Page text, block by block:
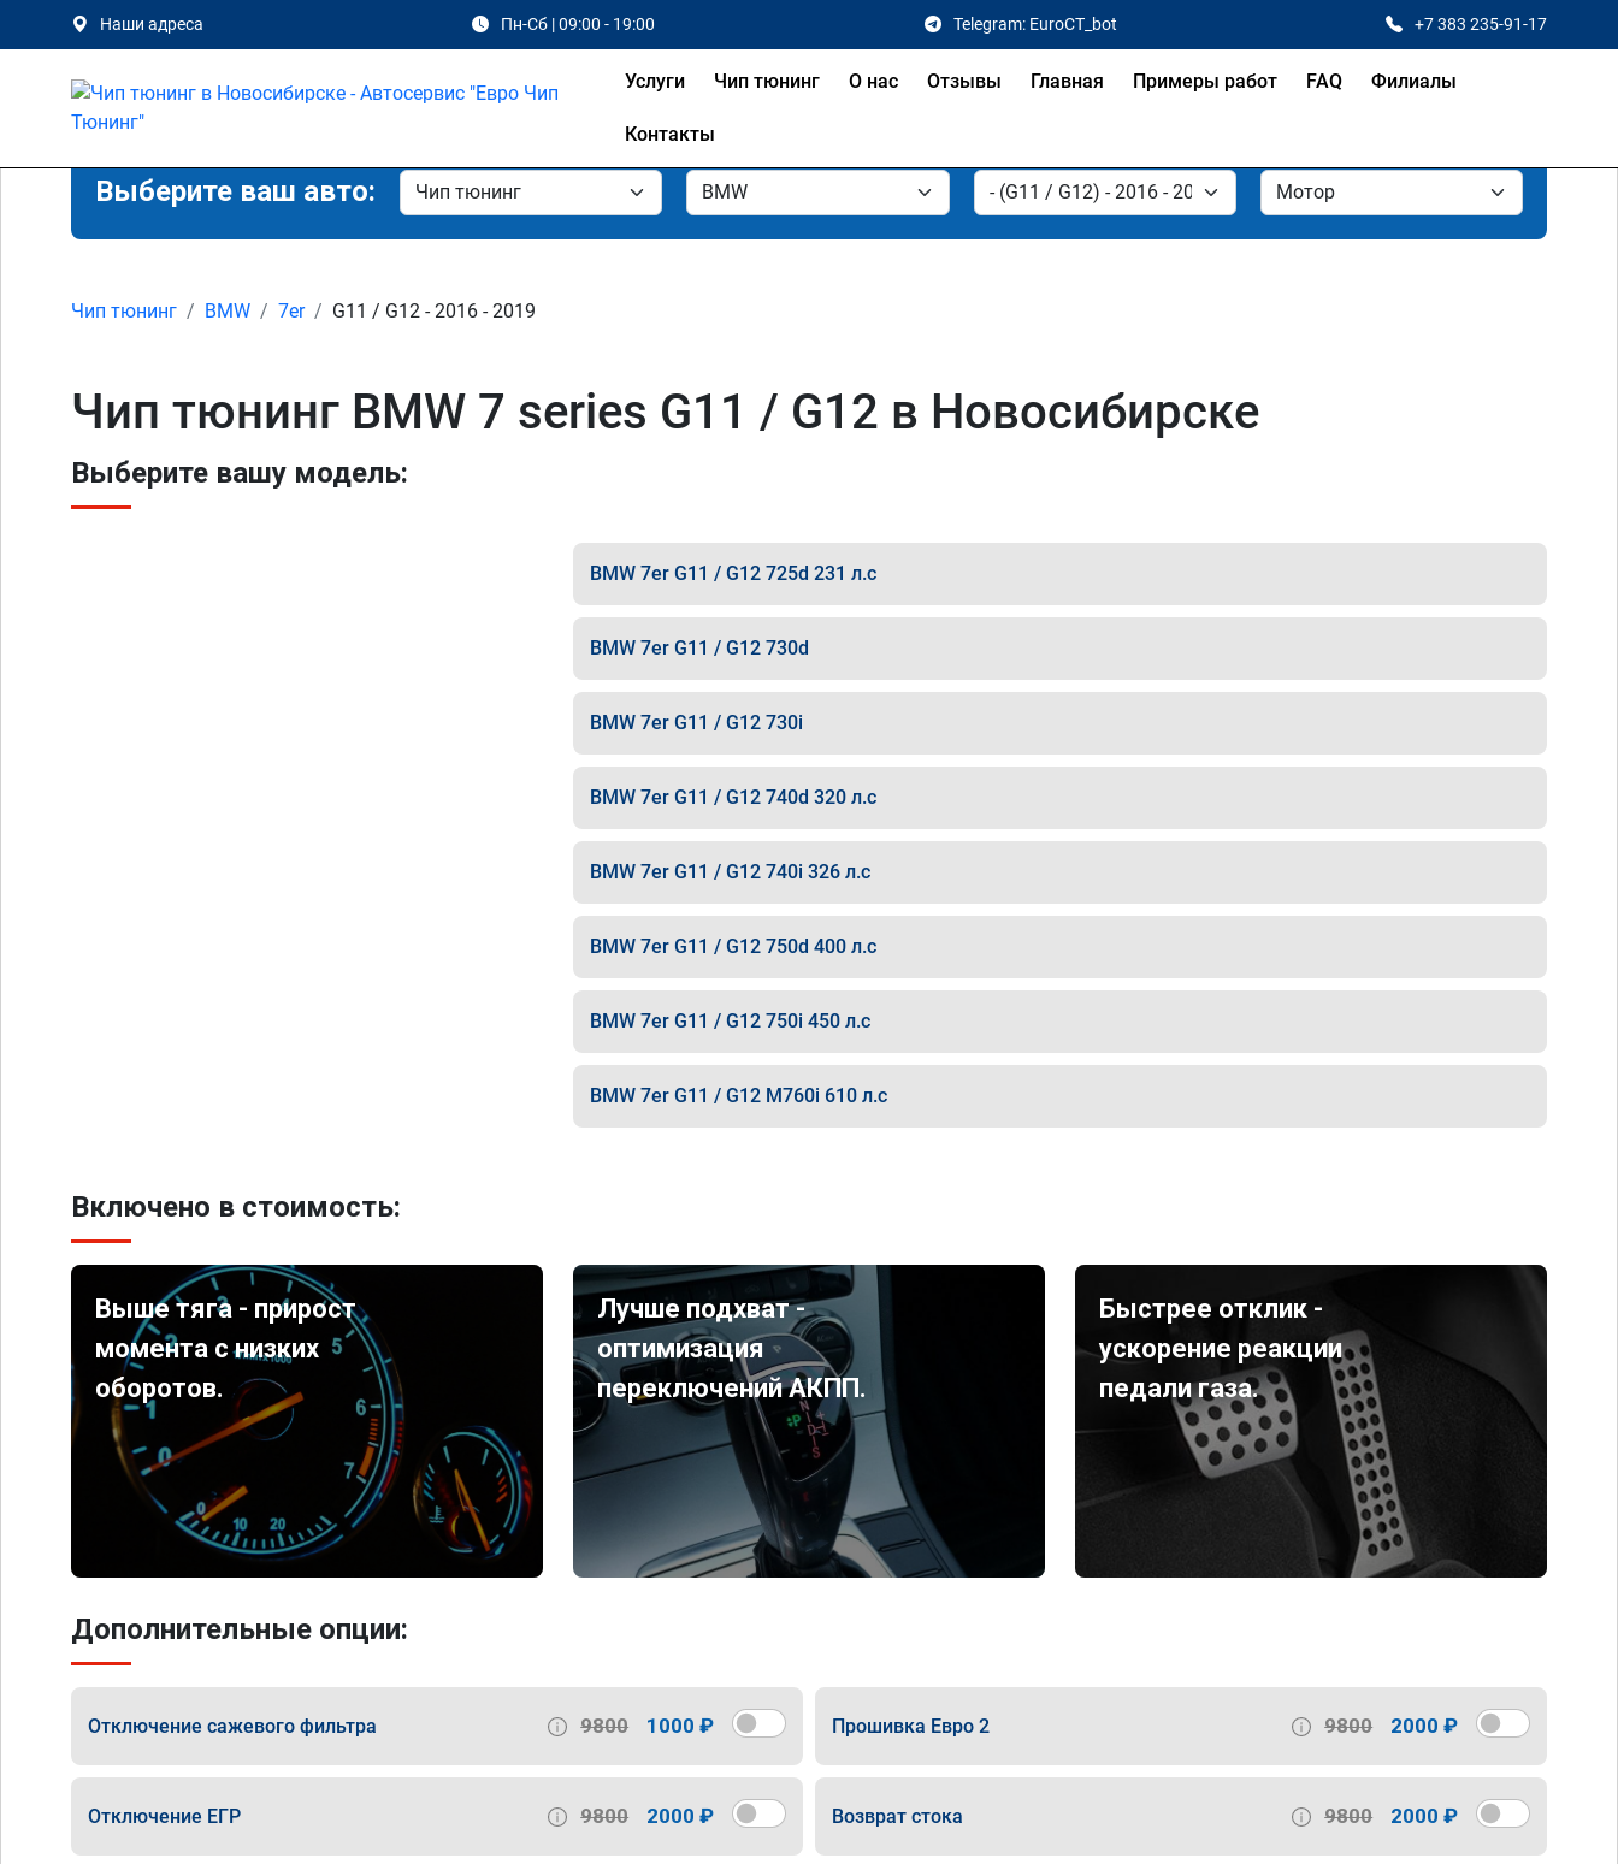
Наши адреса Пн-Сб | 09:00 - 19:00 Telegram: EuroCT_bot +7 383 235-91-17
Услуги Чип тюнинг О нас Отзывы Главная Примеры работ FAQ Филиалы
Контакты
Выберите ваш авто:
Чип тюнинг BMW 7er G11 / G12 - 2016 - 2019
Чип тюнинг BMW 7 series G11 / G12 в Новосибирске
Выберите вашу модель:
BMW 7er G11 / G12 725d 231 л.с
BMW 7er G11 / G12 730d
BMW 7er G11 / G12 730i
BMW 7er G11 / G12 740d 320 л.с
BMW 7er G11 / G12 740i 326 л.с
BMW 7er G11 / G12 750d 400 л.с
BMW 7er G11 / G12 750i 450 л.с
BMW 7er G11 / G12 M760i 610 л.с
Включено в стоимость:
Выше тяга - прирост
момента с низких
оборотов.
Лучше подхват -
оптимизация
переключений АКПП.
Быстрее отклик -
ускорение реакции
педали газа.
Дополнительные опции:
Отключение сажевого фильтра 9800 1000 ₽ Прошивка Евро 2 9800 2000 ₽
Отключение ЕГР 9800 2000 ₽ Возврат стока 9800 2000 ₽